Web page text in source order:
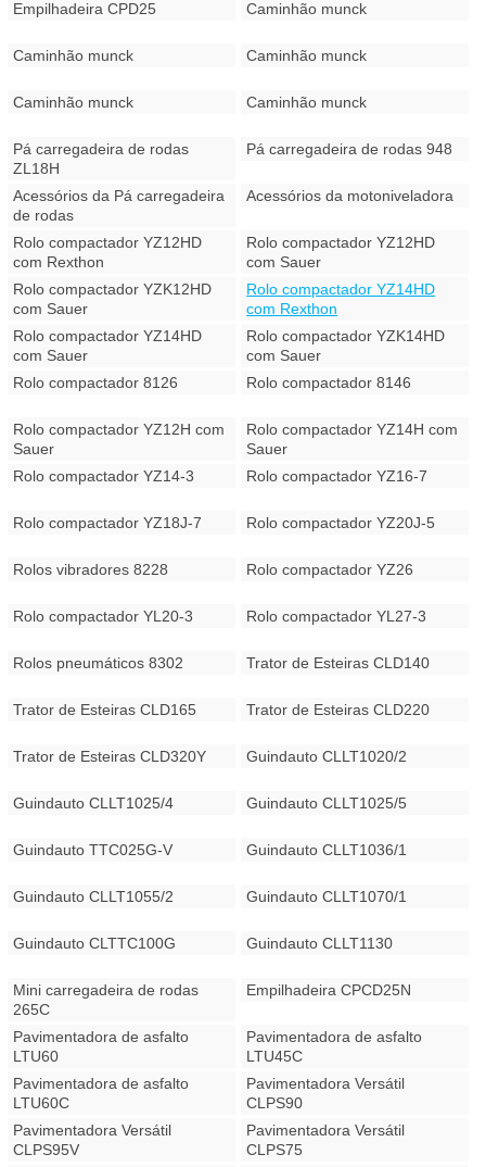
Empilhadeira CPD25 Caminhão munck
Caminhão munck Caminhão munck
Caminhão munck Caminhão munck
Pá carregadeira de rodas
ZL18H
Pá carregadeira de rodas 948
Acessórios da Pá carregadeira
de rodas
Acessórios da motoniveladora
Rolo compactador YZ12HD
com Rexthon
Rolo compactador YZ12HD
com Sauer
Rolo compactador YZK12HD
com Sauer
Rolo compactador YZ14HD
com Rexthon
Rolo compactador YZ14HD
com Sauer
Rolo compactador YZK14HD
com Sauer
Rolo compactador 8126
Rolo compactador 8146
Rolo compactador YZ12H com
Sauer
Rolo compactador YZ14H com
Sauer
Rolo compactador YZ14-3
Rolo compactador YZ16-7
Rolo compactador YZ18J-7 Rolo compactador YZ20J-5
Rolos vibradores 8228 Rolo compactador YZ26
Rolo compactador YL20-3 Rolo compactador YL27-3
Rolos pneumáticos 8302 Trator de Esteiras CLD140
Trator de Esteiras CLD165 Trator de Esteiras CLD220
Trator de Esteiras CLD320Y Guindauto CLLT1020/2
Guindauto CLLT1025/4 Guindauto CLLT1025/5
Guindauto TTC025G-V Guindauto CLLT1036/1
Guindauto CLLT1055/2 Guindauto CLLT1070/1
Guindauto CLTTC100G Guindauto CLLT1130
Mini carregadeira de rodas
265C
Empilhadeira CPCD25N
Pavimentadora de asfalto
LTU60
Pavimentadora de asfalto
LTU45C
Pavimentadora de asfalto
LTU60C
Pavimentadora Versátil
CLPS90
Pavimentadora Versátil
CLPS95V
Pavimentadora Versátil
CLPS75